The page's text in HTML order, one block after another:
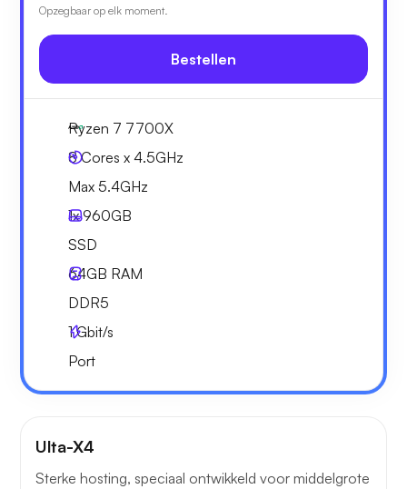
Opzegbaar op elk moment.
Bestellen
Ryzen 7 7700X
8 Cores x 4.5GHz
Max 5.4GHz
1x960GB
SSD
64GB RAM
DDR5
1Gbit/s
Port
Ulta-X4
Sterke hosting, speciaal ontwikkeld voor middelgrote